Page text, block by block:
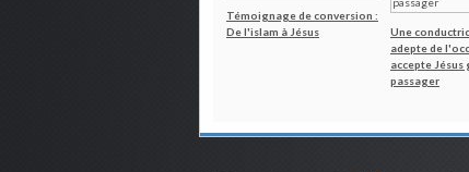
Témoignage de conversion :
De l'islam à Jésus
Une
adepte de
accepte Jésus
passager